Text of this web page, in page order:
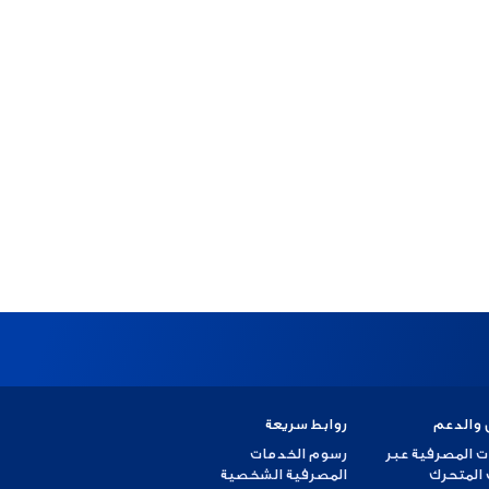
والدعم
المصرفية عبر
المتحرك
روابط سريعة
رسوم الخدمات
المصرفية الشخصية